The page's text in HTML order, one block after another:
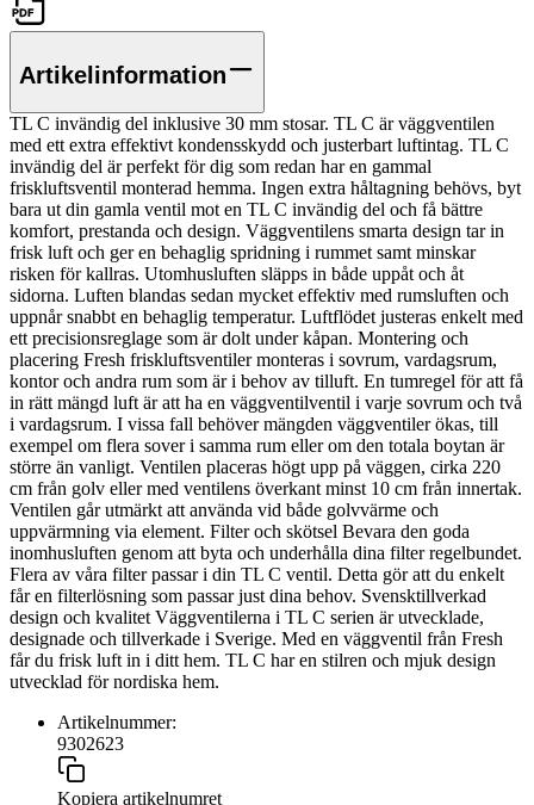
Artikelinformation
TL C invändig del inklusive 30 mm stosar. TL C är väggventilen
med ett extra effektivt kondensskydd och justerbart luftintag. TL C
invändig del är perfekt för dig som redan har en gammal
friskluftsventil monterad hemma. Ingen extra håltagning behövs, byt
bara ut din gamla ventil mot en TL C invändig del och få bättre
komfort, prestanda och design. Väggventilens smarta design tar in
frisk luft och ger en behaglig spridning i rummet samt minskar
risken för kallras. Utomhusluften släpps in både uppåt och åt
sidorna. Luften blandas sedan mycket effektiv med rumsluften och
uppnår snabbt en behaglig temperatur. Luftflödet justeras enkelt med
ett precisionsreglage som är dolt under kåpan. Montering och
placering Fresh friskluftsventiler monteras i sovrum, vardagsrum,
kontor och andra rum som är i behov av tilluft. En tumregel för att få
in rätt mängd luft är att ha en väggventilventil i varje sovrum och två
i vardagsrum. I vissa fall behöver mängden väggventiler ökas, till
exempel om flera sover i samma rum eller om den totala boytan är
större än vanligt. Ventilen placeras högt upp på väggen, cirka 220
cm från golv eller med ventilens överkant minst 10 cm från innertak.
Ventilen går utmärkt att använda vid både golvvärme och
uppvärmning via element. Filter och skötsel Bevara den goda
inomhusluften genom att byta och underhålla dina filter regelbundet.
Flera av våra filter passar i din TL C ventil. Detta gör att du enkelt
får en filterlösning som passar just dina behov. Svensktillverkad
design och kvalitet Väggventilerna i TL C serien är utvecklade,
designade och tillverkade i Sverige. Med en väggventil från Fresh
får du frisk luft in i ditt hem. TL C har en stilren och mjuk design
utvecklad för nordiska hem.
Artikelnummer:
9302623
Kopiera artikelnumret